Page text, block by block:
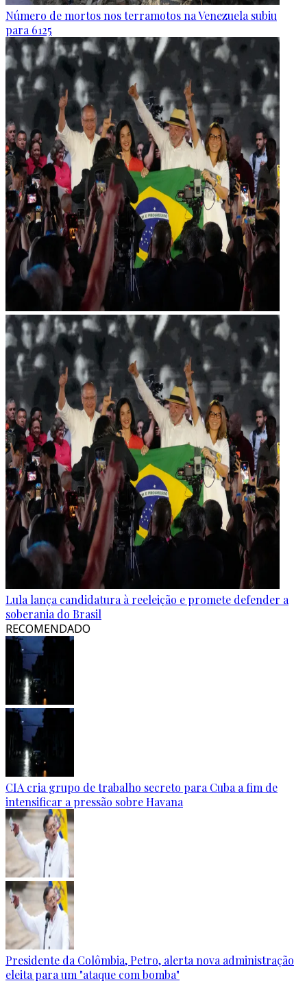
Número de mortos nos terramotos na Venezuela subiu
para 6125
Lula lança candidatura à reeleição e promete defender a
soberania do Brasil
RECOMENDADO
CIA cria grupo de trabalho secreto para Cuba a fim de
intensificar a pressão sobre Havana
Presidente da Colômbia, Petro, alerta nova administração
eleita para um "ataque com bomba"